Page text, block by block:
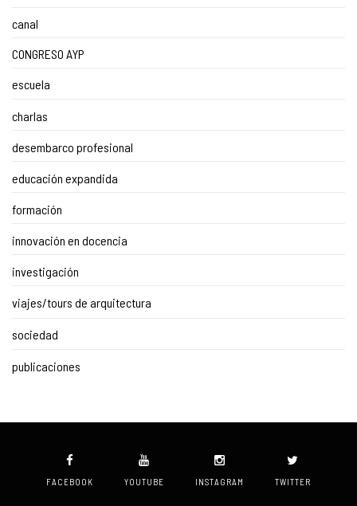
canal
CONGRESO AYP
escuela
charlas
desembarco profesional
educación expandida
formación
innovación en docencia
investigación
viajes/tours de arquitectura
sociedad
publicaciones
FACEBOOK YOUTUBE INSTAGRAM TWITTER